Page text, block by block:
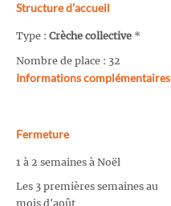
Structure d’accueil
Type : Crèche collective *
Nombre de place : 32
Informations complémentaires
Fermeture
1 à 2 semaines à Noël
Les 3 premières semaines au
mois d'août